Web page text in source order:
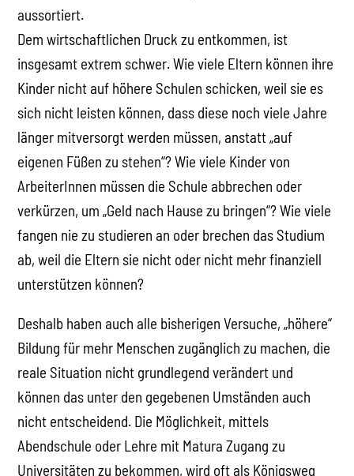
aussortiert.
Dem wirtschaftlichen Druck zu entkommen, ist
insgesamt extrem schwer. Wie viele Eltern können ihre
Kinder nicht auf höhere Schulen schicken, weil sie es
sich nicht leisten können, dass diese noch viele Jahre
länger mitversorgt werden müssen, anstatt „auf
eigenen Füßen zu stehen“? Wie viele Kinder von
ArbeiterInnen müssen die Schule abbrechen oder
verkürzen, um „Geld nach Hause zu bringen“? Wie viele
fangen nie zu studieren an oder brechen das Studium
ab, weil die Eltern sie nicht oder nicht mehr finanziell
unterstützen können?
Deshalb haben auch alle bisherigen Versuche, „höhere“
Bildung für mehr Menschen zugänglich zu machen, die
reale Situation nicht grundlegend verändert und
können das unter den gegebenen Umständen auch
nicht entscheidend. Die Möglichkeit, mittels
Abendschule oder Lehre mit Matura Zugang zu
Universitäten zu bekommen, wird oft als Königsweg